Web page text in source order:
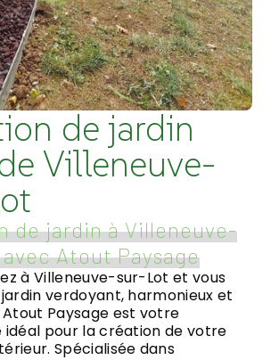
de jardin
Villeneuve-
de jardin à Villeneuve-
Atout Paysage
à Villeneuve-sur-Lot et vous
verdoyant, harmonieux et
Paysage est votre
pour la création de votre
Spécialisée dans